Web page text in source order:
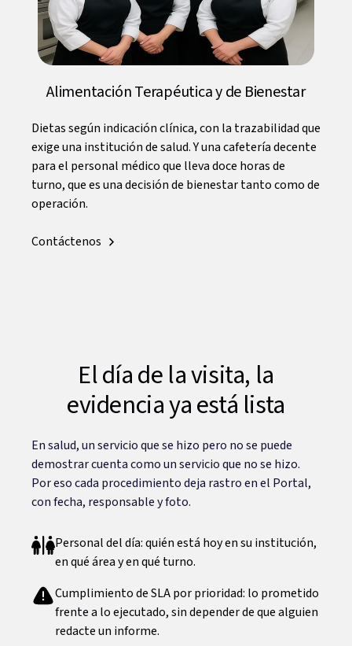
Alimentación Terapéutica y de Bienestar
Dietas según indicación clínica, con la trazabilidad que
exige una institución de salud. Y una cafetería decente
para el personal médico que lleva doce horas de
turno, que es una decisión de bienestar tanto como de
operación.
Contáctenos
El día de la visita, la
evidencia ya está lista
En salud, un servicio que se hizo pero no se puede
demostrar cuenta como un servicio que no se hizo.
Por eso cada procedimiento deja rastro en el Portal,
con fecha, responsable y foto.
Personal del día: quién está hoy en su institución,
en qué área y en qué turno.
Cumplimiento de SLA por prioridad: lo prometido
frente a lo ejecutado, sin depender de que alguien
redacte un informe.